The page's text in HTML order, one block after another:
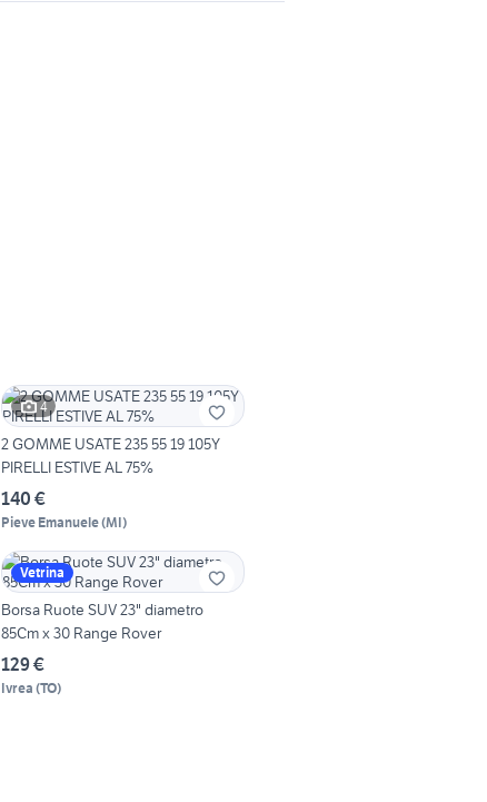
4
2 GOMME USATE 235 55 19 105Y
PIRELLI ESTIVE AL 75%
140 €
Pieve Emanuele(MI)
Vetrina
Borsa Ruote SUV 23" diametro
85Cm x 30 Range Rover
129 €
Ivrea (TO)